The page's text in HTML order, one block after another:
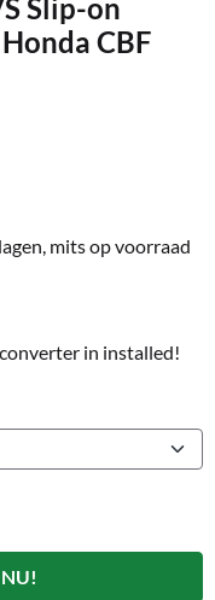
Slip-on
CBF
mits op voorraad
in installed!
NU!